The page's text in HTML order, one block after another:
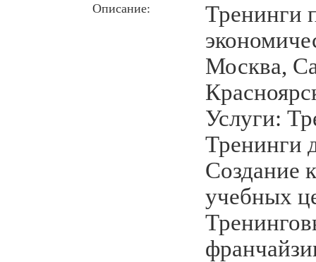
Описание:
Тренинги
Москва,
Услуги:
Тренинги
Создание
учебных